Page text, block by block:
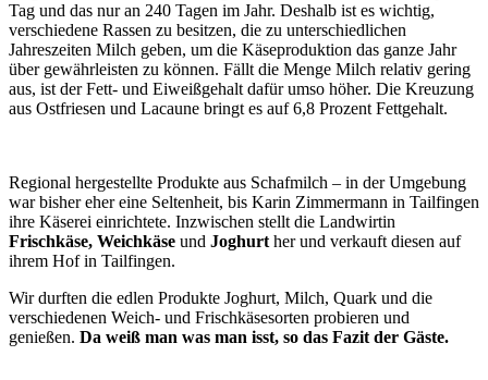
Tag und das nur an 240 Tagen im Jahr. Deshalb ist es wichtig,
verschiedene Rassen zu besitzen, die zu unterschiedlichen
Jahreszeiten Milch geben, um die Käseproduktion das ganze Jahr
über gewährleisten zu können. Fällt die Menge Milch relativ gering
aus, ist der Fett- und Eiweißgehalt dafür umso höher. Die Kreuzung
aus Ostfriesen und Lacaune bringt es auf 6,8 Prozent Fettgehalt.
Regional hergestellte Produkte aus Schafmilch – in der Umgebung
war bisher eher eine Seltenheit, bis Karin Zimmermann in Tailfingen
ihre Käserei einrichtete. Inzwischen stellt die Landwirtin
Frischkäse, Weichkäse und Joghurt her und verkauft diesen auf
ihrem Hof in Tailfingen.
Wir durften die edlen Produkte Joghurt, Milch, Quark und die
verschiedenen Weich- und Frischkäsesorten probieren und
genießen. Da weiß man was man isst, so das Fazit der Gäste.